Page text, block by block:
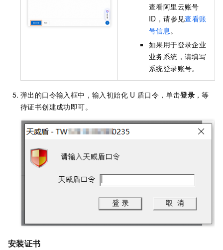
查看阿里云账号
ID，请参见查看账
号信息 。
如果用于登录企业
业务系统，请填写
系统登录账号。
弹出的口令输入框中，输入初始化 U 盾口令，单击登录 ，等
待证书创建成功即可。
安装证书